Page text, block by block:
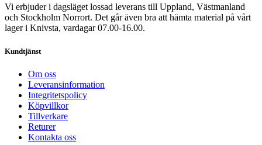
Vi erbjuder i dagsläget lossad leverans till Uppland, Västmanland
och Stockholm Norrort. Det går även bra att hämta material på vårt
lager i Knivsta, vardagar 07.00-16.00.
Kundtjänst
Om oss
Leveransinformation
Integritetspolicy
Köpvillkor
Tillverkare
Returer
Kontakta oss